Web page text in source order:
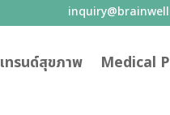
เทรนด์สุขภาพ Medical